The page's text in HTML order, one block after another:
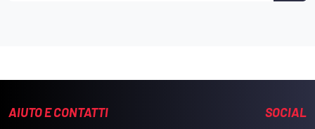
AIUTO E CONTATTI SOCIAL